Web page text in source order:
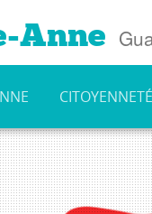
Anne
CITOYENNETÉ